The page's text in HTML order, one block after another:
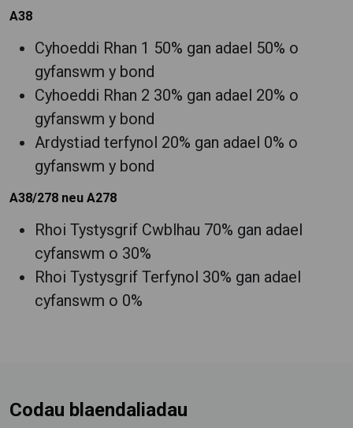
A38
Cyhoeddi Rhan 1 50% gan adael 50% o
gyfanswm y bond
Cyhoeddi Rhan 2 30% gan adael 20% o
gyfanswm y bond
Ardystiad terfynol 20% gan adael 0% o
gyfanswm y bond
A38/278 neu A278
Rhoi Tystysgrif Cwblhau 70% gan adael
cyfanswm o 30%
Rhoi Tystysgrif Terfynol 30% gan adael
cyfanswm o 0%
Codau blaendaliadau